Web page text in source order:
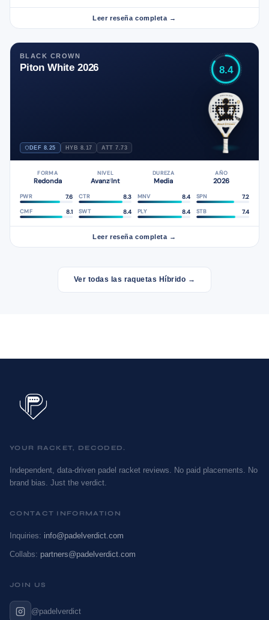
Leer reseña completa →
BLACK CROWN
Piton White 2026
DEF 8.25 HYB 8.17 ATT 7.73
8.4
FORMA
Redonda
NIVEL
Avanz/Int
DUREZA
Media
AÑO
2026
PWR 7.6 CTR 8.3 MNV 8.4 SPN 7.2
CMF 8.1 SWT 8.4 PLY 8.4 STB 7.4
Leer reseña completa →
Ver todas las raquetas Híbrido →
YOUR RACKET, DECODED.
Independent, data-driven padel racket reviews. No paid placements. No
brand bias. Just the verdict.
CONTACT INFORMATION
Inquiries: info@padelverdict.com
Collabs: partners@padelverdict.com
JOIN US
@padelverdict